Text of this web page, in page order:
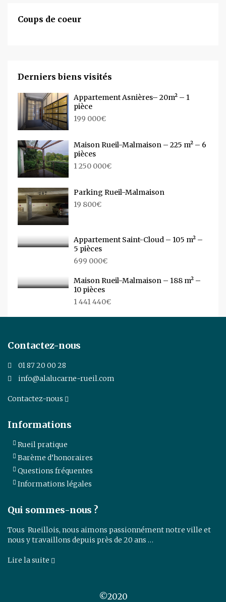
Coups de coeur
Derniers biens visités
Appartement Asnières– 20m² – 1
pièce
199 000€
Maison Rueil-Malmaison – 225 m² – 6
pièces
1 250 000€
Parking Rueil-Malmaison
19 800€
Appartement Saint-Cloud – 105 m² –
5 pièces
699 000€
Maison Rueil-Malmaison – 188 m² –
10 pièces
1 441 440€
Contactez-nous
01 87 20 00 28
info@alalucarne-rueil.com
Contactez-nous
Informations
Rueil pratique
Barème d’honoraires
Questions fréquentes
Informations légales
Qui sommes-nous ?
Tous Rueillois, nous aimons passionnément notre ville et
nous y travaillons depuis près de 20 ans …
Lire la suite
©2020